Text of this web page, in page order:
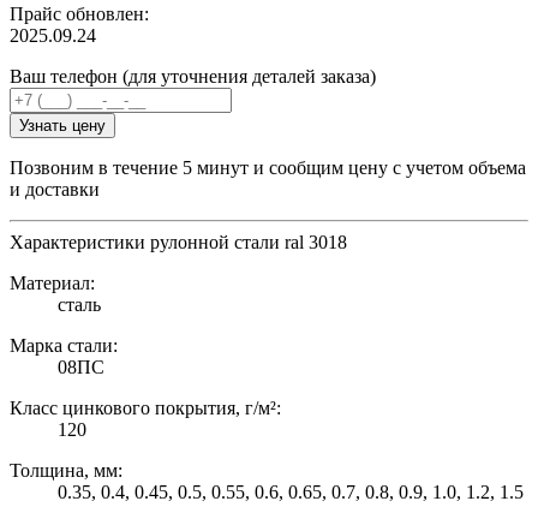
Прайс обновлен:
2025.09.24
Ваш телефон (для уточнения деталей заказа)
Узнать цену
Позвоним в течение 5 минут и сообщим цену с учетом объема
и доставки
Характеристики рулонной стали ral 3018
Материал:
сталь
Марка стали:
08ПС
Класс цинкового покрытия, г/м²:
120
Толщина, мм:
0.35, 0.4, 0.45, 0.5, 0.55, 0.6, 0.65, 0.7, 0.8, 0.9, 1.0, 1.2, 1.5